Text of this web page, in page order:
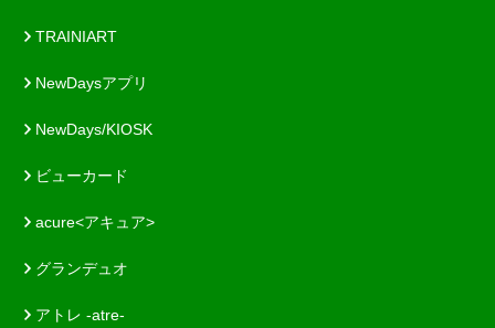
TRAINIART
NewDaysアプリ
NewDays/KIOSK
ビューカード
acure<アキュア>
グランデュオ
アトレ -atre-